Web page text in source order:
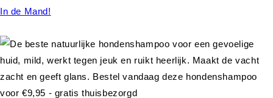
In de Mand!